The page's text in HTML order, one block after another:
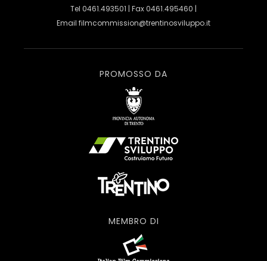
Tel 0461.493501 | Fax 0461.495460 |
Email filmcommission@trentinosviluppo.it
PROMOSSO DA
MEMBRO DI